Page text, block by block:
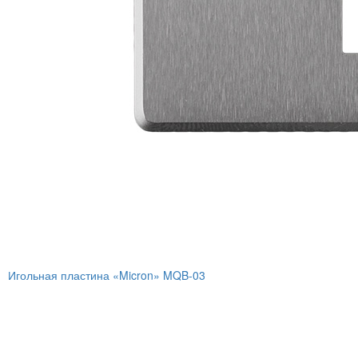
Игольная пластина «Micron» MQB-03